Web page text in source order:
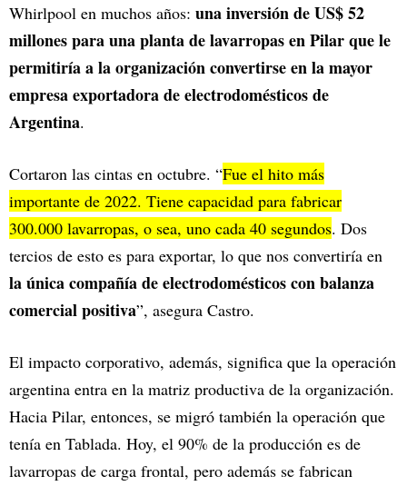
Whirlpool en muchos años: una inversión de US$ 52
millones para una planta de lavarropas en Pilar que le
permitiría a la organización convertirse en la mayor
empresa exportadora de electrodomésticos de
Argentina.
Cortaron las cintas en octubre. “Fue el hito más
importante de 2022. Tiene capacidad para fabricar
300.000 lavarropas, o sea, uno cada 40 segundos. Dos
tercios de esto es para exportar, lo que nos convertiría en
la única compañía de electrodomésticos con balanza
comercial positiva”, asegura Castro.
El impacto corporativo, además, significa que la operación
argentina entra en la matriz productiva de la organización.
Hacia Pilar, entonces, se migró también la operación que
tenía en Tablada. Hoy, el 90% de la producción es de
lavarropas de carga frontal, pero además se fabrican